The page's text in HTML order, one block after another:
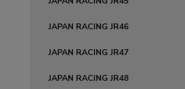
JAPAN RACING JR46
JAPAN RACING JR47
JAPAN RACING JR48